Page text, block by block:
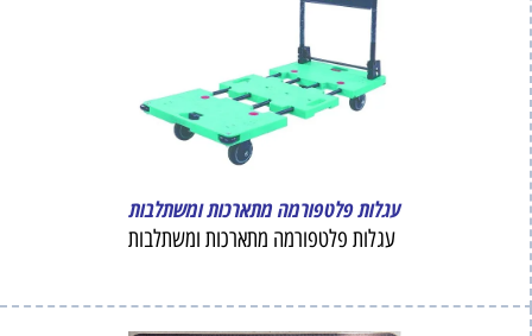
עגלות פלטפורמה מתארכות ומשתלבות
עגלות פלטפורמה מתארכות ומשתלבות